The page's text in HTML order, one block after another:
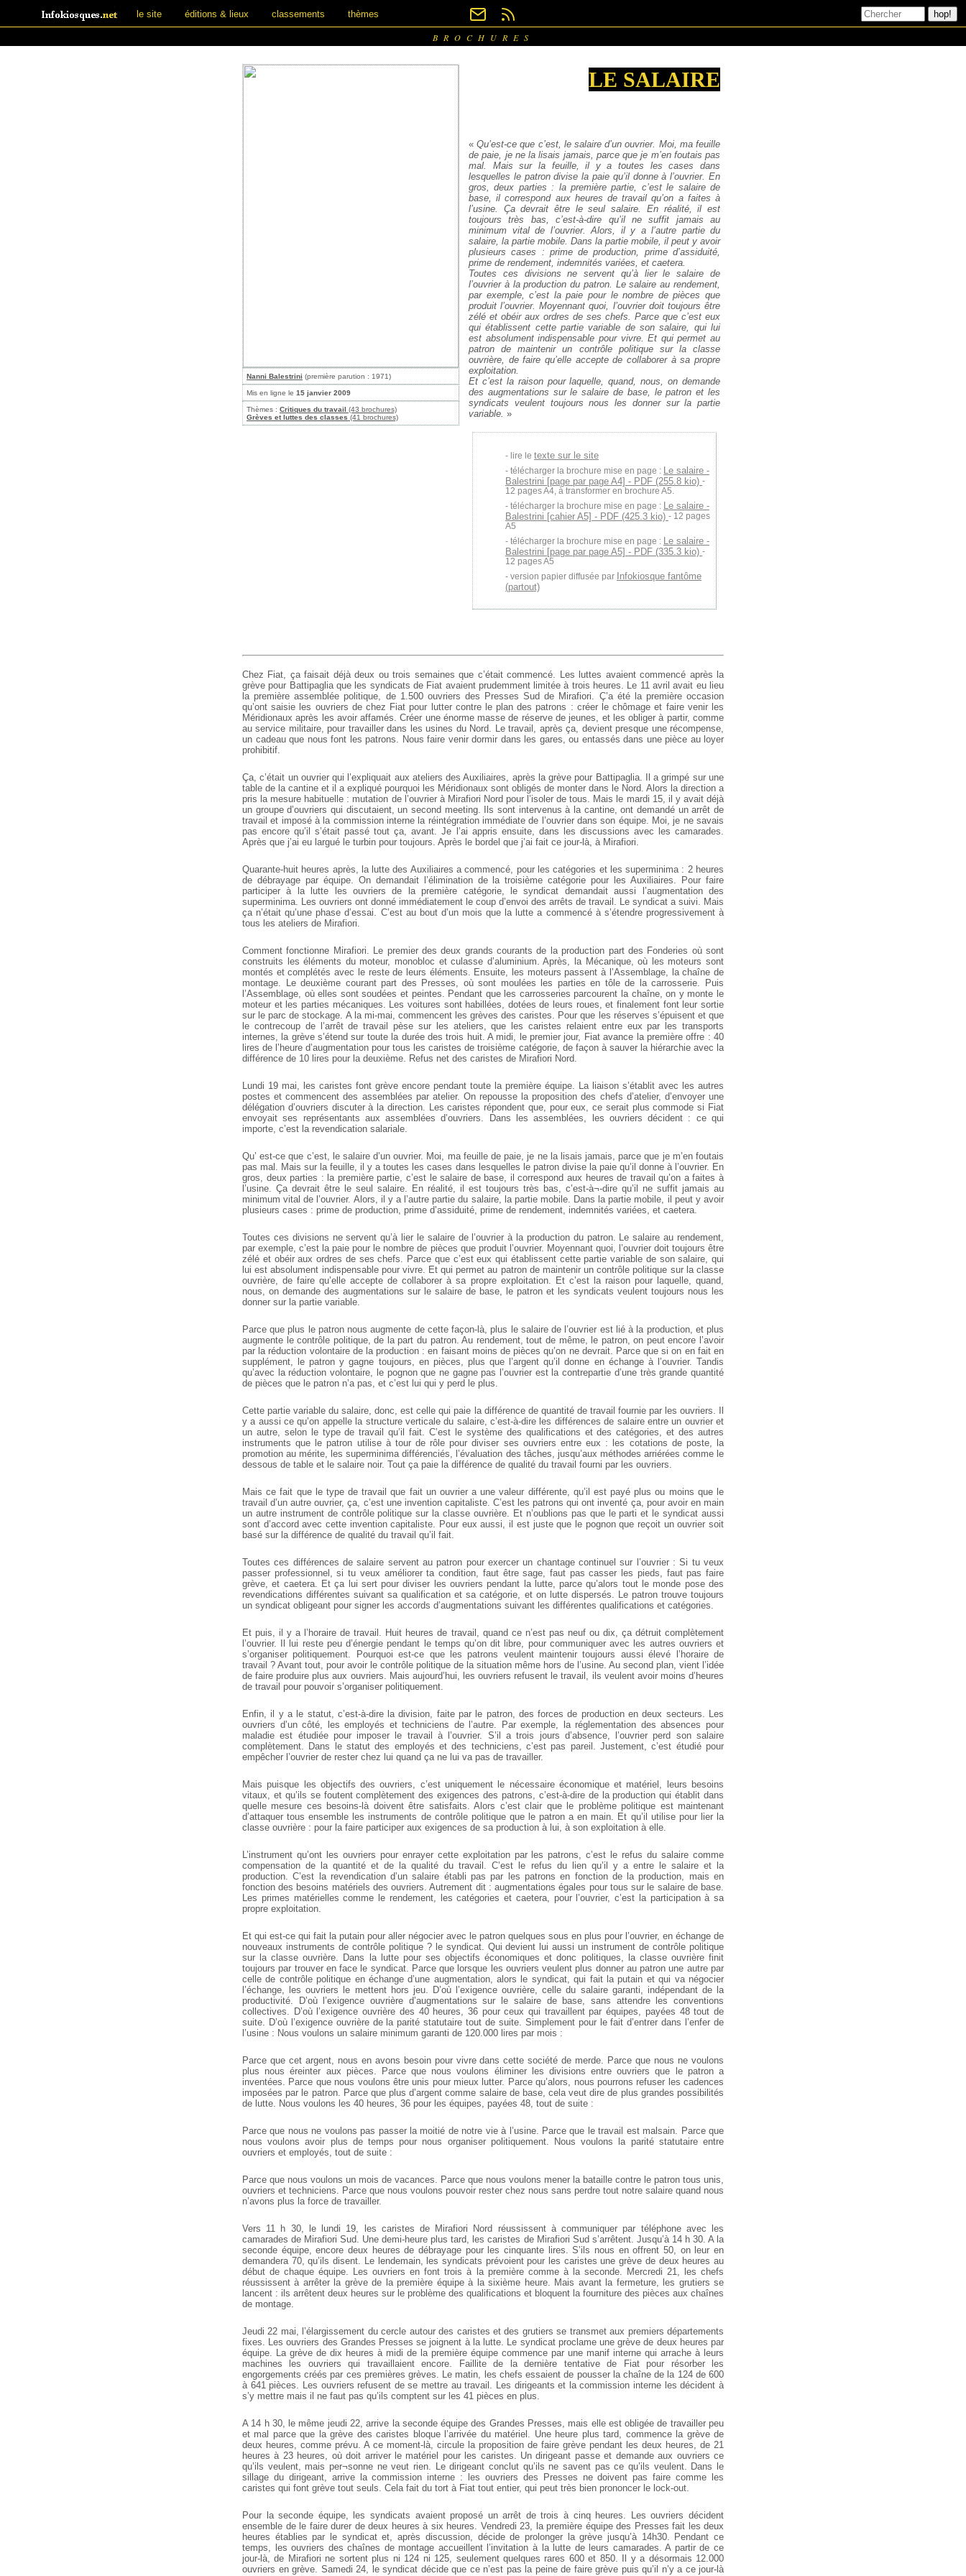
le site éditions & lieux classements thèmes
BROCHURES
Nanni Balestrini (première parution : 1971)
Mis en ligne le 15 janvier 2009
Thèmes : Critiques du travail (43 brochures)
Grèves et luttes des classes (41 brochures)
LE SALAIRE
«Qu’est-ce que c’est, le salaire d’un ouvrier. Moi, ma feuille
de paie, je ne la lisais jamais, parce que je m’en foutais pas
mal. Mais sur la feuille, il y a toutes les cases dans
lesquelles le patron divise la paie qu’il donne à l’ouvrier. En
gros, deux parties : la première partie, c’est le salaire de
base, il correspondaux heures de travail qu’on a faites à
l’usine. Ça devrait être le seul salaire. En réalité, il est
toujours très bas, c’est-à-dire qu’il ne suffit jamais au
minimum vital de l’ouvrier. Alors, il y a l’autre partiedu
salaire, la partie mobile. Dans la partie mobile, il peut y avoir
plusieurs cases : prime de production, prime d’assiduité,
prime de rendement, indemnités variées, et caetera.
Toutes ces divisions ne servent qu’à lier le salaire de
l’ouvrierà la production du patron. Le salaire au rendement,
parexemple, c’est la paie pour le nombre de pièces que
produit l’ouvrier. Moyennant quoi, l’ouvrier doit toujours être
zélé et obéir aux ordres de ses chefs. Parce que c’est eux
qui établissent cette partie variable de son salaire, qui lui
est absolumentindispensable pour vivre. Et qui permet au
patron de maintenir un contrôle politique sur la classe
ouvrière, de faire qu’elle accepte de collaborer à sa propre
exploitation.
Et c’estla raison pour laquelle, quand, nous, on demande
des augmentations sur le salaire de base, le patron et les
syndicats veulent toujours nous les donner sur la partie
variable. »
lire le texte sur le site
télécharger la brochure mise en page : Le salaire -
Balestrini [page par page A4] - PDF (255.8 kio) -
12 pages A4, à transformer en brochure A5.
télécharger la brochure mise en page : Le salaire -
Balestrini [cahier A5] - PDF (425.3 kio) - 12 pages
A5
télécharger la brochure mise en page : Le salaire -
Balestrini [page par page A5] - PDF (335.3 kio) -
12 pages A5
version papier diffusée par Infokiosque fantôme
(partout)
Chez Fiat, ça faisait déjà deux ou trois semaines que c’était commencé. Les luttes avaient commencé après la
grève pour Battipaglia que les syndicats de Fiat avaient prudemment limitée à trois heures. Le 11 avril avait eu lieu
la première assemblée politique, de 1.500 ouvriers des Presses Sud de Mirafiori. Ç’a été la première occasion
qu’ont saisie les ouvriers de chez Fiat pour lutter contre le plan des patrons : créer le chômage et faire venir les
Méridionaux après les avoir affamés. Créer une énorme masse de réserve de jeunes, et les obliger à partir, comme
au service militaire, pour travailler dans les usines du Nord. Le travail, après ça, devient presque une récompense,
un cadeau que nous font les patrons. Nous faire venir dormir dans les gares, ou entassés dans une pièce au loyer
prohibitif.
Ça, c’était un ouvrier qui l’expliquait aux ateliers des Auxiliaires, après la grève pour Battipaglia. Il a grimpé sur une
table de la cantine et il a expliqué pourquoi les Méridionaux sont obligés de monter dans le Nord. Alors la direction a
pris la mesure habituelle : mutation de l’ouvrier à Mirafiori Nord pour l’isoler de tous. Mais le mardi 15, il y avait déjà
un groupe d’ouvriers qui discutaient, un second meeting. Ils sont intervenus à la cantine, ont demandé un arrêt de
travail et imposé à la commission interne la réintégration immédiate de l’ouvrier dans son équipe. Moi, je ne savais
pas encore qu’il s’était passé tout ça, avant. Je l’ai appris ensuite, dans les discussions avec les camarades.
Après que j’ai eu largué le turbin pour toujours. Après le bordel que j’ai fait ce jour-là, à Mirafiori.
Quarante-huit heures après, la lutte des Auxiliaires a commencé, pour les catégories et les superminima : 2 heures
de débrayage par équipe. On demandait l’élimination de la troisième catégorie pour les Auxiliaires. Pour faire
participer à la lutte les ouvriers de la première catégorie, le syndicat demandait aussi l’augmentation des
superminima. Les ouvriers ont donné immédiatement le coup d’envoi des arrêts de travail. Le syndicat a suivi. Mais
ça n’était qu’une phase d’essai. C’est au bout d’un mois que la lutte a commencé à s’étendre progressivement à
tous les ateliers de Mirafiori.
Comment fonctionne Mirafiori. Le premier des deux grands courants de la production part des Fonderies où sont
construits les éléments du moteur, monobloc et culasse d’aluminium. Après, la Mécanique, où les moteurs sont
montés et complétés avec le reste de leurs éléments. Ensuite, les moteurs passent à l’Assemblage, la chaîne de
montage. Le deuxième courant part des Presses, où sont moulées les parties en tôle de la carrosserie. Puis
l’Assemblage, où elles sont soudées et peintes. Pendant que les carrosseries parcourent la chaîne, on y monte le
moteur et les parties mécaniques. Les voitures sont habillées, dotées de leurs roues, et finalement font leur sortie
sur le parc de stockage. A la mi-mai, commencent les grèves des caristes. Pour que les réserves s’épuisent et que
le contrecoup de l’arrêt de travail pèse sur les ateliers, que les caristes relaient entre eux par les transports
internes, la grève s’étend sur toute la durée des trois huit. A midi, le premier jour, Fiat avance la première offre : 40
lires de l’heure d’augmentation pour tous les caristes de troisième catégorie, de façon à sauver la hiérarchie avec la
différence de 10 lires pour la deuxième. Refus net des caristes de Mirafiori Nord.
Lundi 19 mai, les caristes font grève encore pendant toute la première équipe. La liaison s’établit avec les autres
postes et commencent des assemblées par atelier. On repousse la proposition des chefs d’atelier, d’envoyer une
délégation d’ouvriers discuter à la direction. Les caristes répondent que, pour eux, ce serait plus commode si Fiat
envoyait ses représentants aux assemblées d’ouvriers. Dans les assemblées, les ouvriers décident : ce qui
importe, c’est la revendication salariale.
Qu’ est-ce que c’est, le salaire d’un ouvrier. Moi, ma feuille de paie, je ne la lisais jamais, parce que je m’en foutais
pas mal. Mais sur la feuille, il y a toutes les cases dans lesquelles le patron divise la paie qu’il donne à l’ouvrier. En
gros, deux parties : la première partie, c’est le salaire de base, il correspond aux heures de travail qu’on a faites à
l’usine. Ça devrait être le seul salaire. En réalité, il est toujours très bas, c’est-à¬-dire qu’il ne suffit jamais au
minimum vital de l’ouvrier. Alors, il y a l’autre partie du salaire, la partie mobile. Dans la partie mobile, il peut y avoir
plusieurs cases : prime de production, prime d’assiduité, prime de rendement, indemnités variées, et caetera.
Toutes ces divisions ne servent qu’à lier le salaire de l’ouvrier à la production du patron. Le salaire au rendement,
par exemple, c’est la paie pour le nombre de pièces que produit l’ouvrier. Moyennant quoi, l’ouvrier doit toujours être
zélé et obéir aux ordres de ses chefs. Parce que c’est eux qui établissent cette partie variable de son salaire, qui
lui est absolument indispensable pour vivre. Et qui permet au patron de maintenir un contrôle politique sur la classe
ouvrière, de faire qu’elle accepte de collaborer à sa propre exploitation. Et c’est la raison pour laquelle, quand,
nous, on demande des augmentations sur le salaire de base, le patron et les syndicats veulent toujours nous les
donner sur la partie variable.
Parce que plus le patron nous augmente de cette façon-là, plus le salaire de l’ouvrier est lié à la production, et plus
augmente le contrôle politique, de la part du patron. Au rendement, tout de même, le patron, on peut encore l’avoir
par la réduction volontaire de la production : en faisant moins de pièces qu’on ne devrait. Parce que si on en fait en
supplément, le patron y gagne toujours, en pièces, plus que l’argent qu’il donne en échange à l’ouvrier. Tandis
qu’avec la réduction volontaire, le pognon que ne gagne pas l’ouvrier est la contrepartie d’une très grande quantité
de pièces que le patron n’a pas, et c’est lui qui y perd le plus.
Cette partie variable du salaire, donc, est celle qui paie la différence de quantité de travail fournie par les ouvriers. Il
y a aussi ce qu’on appelle la structure verticale du salaire, c’est-à-dire les différences de salaire entre un ouvrier et
un autre, selon le type de travail qu’il fait. C’est le système des qualifications et des catégories, et des autres
instruments que le patron utilise à tour de rôle pour diviser ses ouvriers entre eux : les cotations de poste, la
promotion au mérite, les superminima différenciés, l’évaluation des tâches, jusqu’aux méthodes arriérées comme le
dessous de table et le salaire noir. Tout ça paie la différence de qualité du travail fourni par les ouvriers.
Mais ce fait que le type de travail que fait un ouvrier a une valeur différente, qu’il est payé plus ou moins que le
travail d’un autre ouvrier, ça, c’est une invention capitaliste. C’est les patrons qui ont inventé ça, pour avoir en main
un autre instrument de contrôle politique sur la classe ouvrière. Et n’oublions pas que le parti et le syndicat aussi
sont d’accord avec cette invention capitaliste. Pour eux aussi, il est juste que le pognon que reçoit un ouvrier soit
basé sur la différence de qualité du travail qu’il fait.
Toutes ces différences de salaire servent au patron pour exercer un chantage continuel sur l’ouvrier : Si tu veux
passer professionnel, si tu veux améliorer ta condition, faut être sage, faut pas casser les pieds, faut pas faire
grève, et caetera. Et ça lui sert pour diviser les ouvriers pendant la lutte, parce qu’alors tout le monde pose des
revendications différentes suivant sa qualification et sa catégorie, et on lutte dispersés. Le patron trouve toujours
un syndicat obligeant pour signer les accords d’augmentations suivant les différentes qualifications et catégories.
Et puis, il y a l’horaire de travail. Huit heures de travail, quand ce n’est pas neuf ou dix, ça détruit complètement
l’ouvrier. Il lui reste peu d’énergie pendant le temps qu’on dit libre, pour communiquer avec les autres ouvriers et
s’organiser politiquement. Pourquoi est-ce que les patrons veulent maintenir toujours aussi élevé l’horaire de
travail ? Avant tout, pour avoir le contrôle politique de la situation même hors de l’usine. Au second plan, vient l’idée
de faire produire plus aux ouvriers. Mais aujourd’hui, les ouvriers refusent le travail, ils veulent avoir moins d’heures
de travail pour pouvoir s’organiser politiquement.
Enfin, il y a le statut, c’est-à-dire la division, faite par le patron, des forces de production en deux secteurs. Les
ouvriers d’un côté, les employés et techniciens de l’autre. Par exemple, la réglementation des absences pour
maladie est étudiée pour imposer le travail à l’ouvrier. S’il a trois jours d’absence, l’ouvrier perd son salaire
complètement. Dans le statut des employés et des techniciens, c’est pas pareil. Justement, c’est étudié pour
empêcher l’ouvrier de rester chez lui quand ça ne lui va pas de travailler.
Mais puisque les objectifs des ouvriers, c’est uniquement le nécessaire économique et matériel, leurs besoins
vitaux, et qu’ils se foutent complètement des exigences des patrons, c’est-à-dire de la production qui établit dans
quelle mesure ces besoins-là doivent être satisfaits. Alors c’est clair que le problème politique est maintenant
d’attaquer tous ensemble les instruments de contrôle politique que le patron a en main. Et qu’il utilise pour lier la
classe ouvrière : pour la faire participer aux exigences de sa production à lui, à son exploitation à elle.
L’instrument qu’ont les ouvriers pour enrayer cette exploitation par les patrons, c’est le refus du salaire comme
compensation de la quantité et de la qualité du travail. C’est le refus du lien qu’il y a entre le salaire et la
production. C’est la revendication d’un salaire établi pas par les patrons en fonction de la production, mais en
fonction des besoins matériels des ouvriers. Autrement dit : augmentations égales pour tous sur le salaire de base.
Les primes matérielles comme le rendement, les catégories et caetera, pour l’ouvrier, c’est la participation à sa
propre exploitation.
Et qui est-ce qui fait la putain pour aller négocier avec le patron quelques sous en plus pour l’ouvrier, en échange de
nouveaux instruments de contrôle politique ? le syndicat. Qui devient lui aussi un instrument de contrôle politique
sur la classe ouvrière. Dans la lutte pour ses objectifs économiques et donc politiques, la classe ouvrière finit
toujours par trouver en face le syndicat. Parce que lorsque les ouvriers veulent plus donner au patron une autre par
celle de contrôle politique en échange d’une augmentation, alors le syndicat, qui fait la putain et qui va négocier
l’échange, les ouvriers le mettent hors jeu. D’où l’exigence ouvrière, celle du salaire garanti, indépendant de la
productivité. D’où l’exigence ouvrière d’augmentations sur le salaire de base, sans attendre les conventions
collectives. D’où l’exigence ouvrière des 40 heures, 36 pour ceux qui travaillent par équipes, payées 48 tout de
suite. D’où l’exigence ouvrière de la parité statutaire tout de suite. Simplement pour le fait d’entrer dans l’enfer de
l’usine : Nous voulons un salaire minimum garanti de 120.000 lires par mois :
Parce que cet argent, nous en avons besoin pour vivre dans cette société de merde. Parce que nous ne voulons
plus nous éreinter aux pièces. Parce que nous voulons éliminer les divisions entre ouvriers que le patron a
inventées. Parce que nous voulons être unis pour mieux lutter. Parce qu’alors, nous pourrons refuser les cadences
imposées par le patron. Parce que plus d’argent comme salaire de base, cela veut dire de plus grandes possibilités
de lutte. Nous voulons les 40 heures, 36 pour les équipes, payées 48, tout de suite :
Parce que nous ne voulons pas passer la moitié de notre vie à l’usine. Parce que le travail est malsain. Parce que
nous voulons avoir plus de temps pour nous organiser politiquement. Nous voulons la parité statutaire entre
ouvriers et employés, tout de suite :
Parce que nous voulons un mois de vacances. Parce que nous voulons mener la bataille contre le patron tous unis,
ouvriers et techniciens. Parce que nous voulons pouvoir rester chez nous sans perdre tout notre salaire quand nous
n’avons plus la force de travailler.
Vers 11 h 30, le lundi 19, les caristes de Mirafiori Nord réussissent à communiquer par téléphone avec les
camarades de Mirafiori Sud. Une demi-heure plus tard, les caristes de Mirafiori Sud s’arrêtent. Jusqu’à 14 h 30. A la
seconde équipe, encore deux heures de débrayage pour les cinquante lires. S’ils nous en offrent 50, on leur en
demandera 70, qu’ils disent. Le lendemain, les syndicats prévoient pour les caristes une grève de deux heures au
début de chaque équipe. Les ouvriers en font trois à la première comme à la seconde. Mercredi 21, les chefs
réussissent à arrêter la grève de la première équipe à la sixième heure. Mais avant la fermeture, les grutiers se
lancent : ils arrêtent deux heures sur le problème des qualifications et bloquent la fourniture des pièces aux chaînes
de montage.
Jeudi 22 mai, l’élargissement du cercle autour des caristes et des grutiers se transmet aux premiers départements
fixes. Les ouvriers des Grandes Presses se joignent à la lutte. Le syndicat proclame une grève de deux heures par
équipe. La grève de dix heures à midi de la première équipe commence par une manif interne qui arrache à leurs
machines les ouvriers qui travaillaient encore. Faillite de la dernière tentative de Fiat pour résorber les
engorgements créés par ces premières grèves. Le matin, les chefs essaient de pousser la chaîne de la 124 de 600
à 641 pièces. Les ouvriers refusent de se mettre au travail. Les dirigeants et la commission interne les décident à
s’y mettre mais il ne faut pas qu’ils comptent sur les 41 pièces en plus.
A 14 h 30, le même jeudi 22, arrive la seconde équipe des Grandes Presses, mais elle est obligée de travailler peu
et mal parce que la grève des caristes bloque l’arrivée du matériel. Une heure plus tard, commence la grève de
deux heures, comme prévu. A ce moment-là, circule la proposition de faire grève pendant les deux heures, de 21
heures à 23 heures, où doit arriver le matériel pour les caristes. Un dirigeant passe et demande aux ouvriers ce
qu’ils veulent, mais per¬sonne ne veut rien. Le dirigeant conclut qu’ils ne savent pas ce qu’ils veulent. Dans le
sillage du dirigeant, arrive la commission interne : les ouvriers des Presses ne doivent pas faire comme les
caristes qui font grève tout seuls. Cela fait du tort à Fiat tout entier, qui peut très bien prononcer le lock-out.
Pour la seconde équipe, les syndicats avaient proposé un arrêt de trois à cinq heures. Les ouvriers décident
ensemble de le faire durer de deux heures à six heures. Vendredi 23, la première équipe des Presses fait les deux
heures établies par le syndicat et, après discussion, décide de prolonger la grève jusqu’à 14h30. Pendant ce
temps, les ouvriers des chaînes de montage accueillent l’invitation à la lutte de leurs camarades. A partir de ce
jour-là, de Mirafiori ne sortent plus ni 124 ni 125, seulement quelques rares 600 et 850. Il y a désormais 12.000
ouvriers en grève. Samedi 24, le syndicat décide que ce n’est pas la peine de faire grève puis qu’il n’y a ce jour-là